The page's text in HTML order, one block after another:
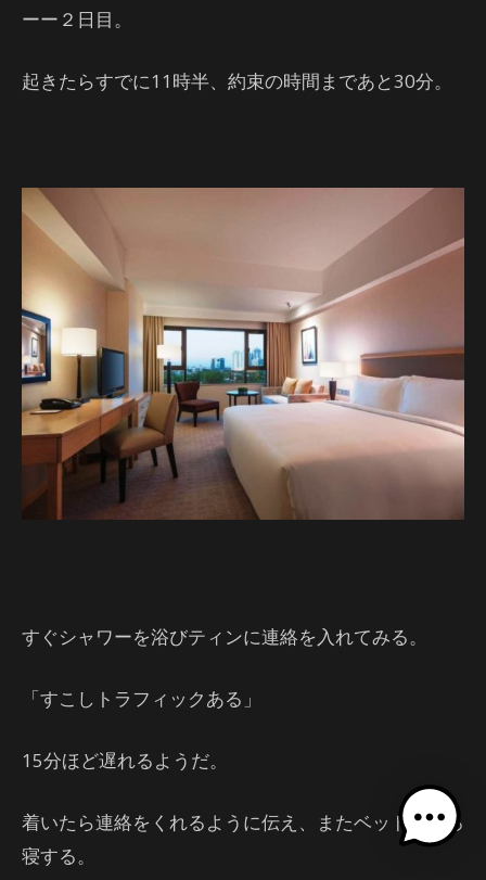
ーー２日目。
起きたらすでに11時半、約束の時間まであと30分。
すぐシャワーを浴びティンに連絡を入れてみる。
「すこしトラフィックある」
15分ほど遅れるようだ。
着いたら連絡をくれるように伝え、またベッドでごろ
寝する。